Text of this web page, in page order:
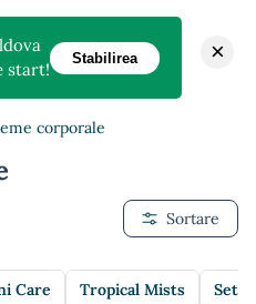
corporale
Sortare
Care Tropical Mists
start!
Stabilirea ×